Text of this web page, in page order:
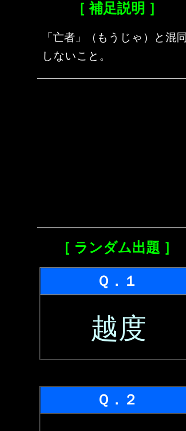
［ 補足説明 ］
「亡者」（もうじゃ）と混同
しないこと。
［ ランダム出題 ］
Ｑ．１
越度
Ｑ．２